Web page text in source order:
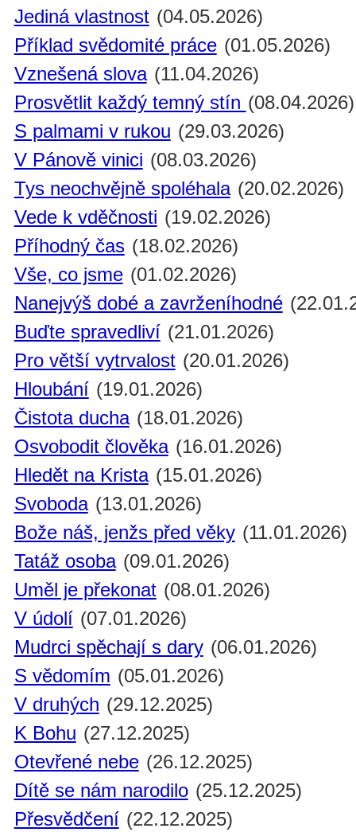
Jediná vlastnost (04.05.2026)
Příklad svědomité práce (01.05.2026)
Vznešená slova (11.04.2026)
Prosvětlit každý temný stín (08.04.2026)
S palmami v rukou (29.03.2026)
V Pánově vinici (08.03.2026)
Tys neochvějně spoléhala (20.02.2026)
Vede k vděčnosti (19.02.2026)
Příhodný čas (18.02.2026)
Vše, co jsme (01.02.2026)
Nanejvýš dobé a zavrženíhodné
Buďte spravedliví (21.01.2026)
Pro větší vytrvalost (20.01.2026)
Hloubání (19.01.2026)
Čistota ducha (18.01.2026)
Osvobodit člověka (16.01.2026)
Hledět na Krista (15.01.2026)
Svoboda (13.01.2026)
Bože náš, jenžs před věky (11.01.2026)
Tatáž osoba (09.01.2026)
Uměl je překonat (08.01.2026)
V údolí (07.01.2026)
Mudrci spěchají s dary (06.01.2026)
S vědomím (05.01.2026)
V druhých (29.12.2025)
K Bohu (27.12.2025)
Otevřené nebe (26.12.2025)
Dítě se nám narodilo (25.12.2025)
Přesvědčení (22.12.2025)